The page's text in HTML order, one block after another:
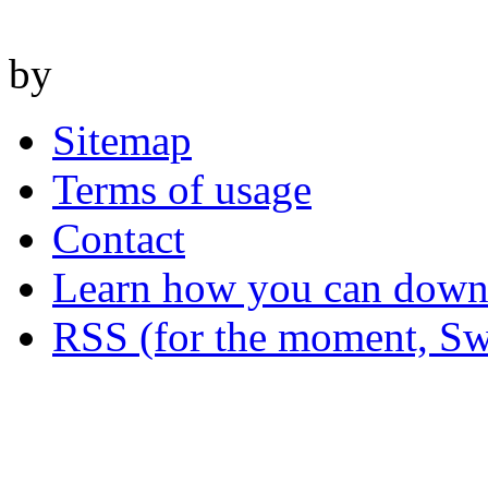
by
Sitemap
Terms of usage
Contact
Learn how you can
RSS (for the moment,